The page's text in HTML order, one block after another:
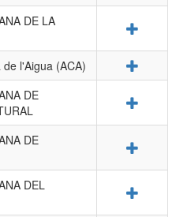
DE LA
l'Aigua (ACA)
DE
DE
DEL